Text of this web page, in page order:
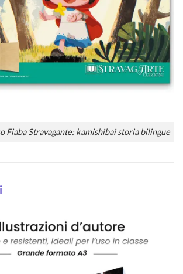
Fiaba Stravagante: kamishibai storia bilingue